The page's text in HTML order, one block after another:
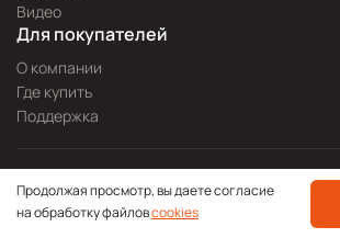
Видео
Для покупателей
О компании
Где купить
Поддержка
Политика конфиденциальности
© 2000—2026 icpdas.ru
Pitch
Продолжая просмотр, вы даете согласие
на обработку файловcookies